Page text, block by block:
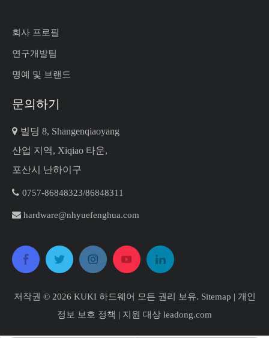
회사 프로필
연구개발팀
명예 및 브랜드
문의하기
 빌딩 8, Shangenqiaoyang
산업 지역, Xiqiao 타운,
포산시 난하이구
 0757-86848323/86848311​​​​​​​
 hardware@nhyuefenghua.com
저작권 © 2026 ​​​​​​​ KUKI 하드웨어 모든 권리 보유. Sitemap | 개인
정보 보호 정책 | 지원 대상 leadong.com